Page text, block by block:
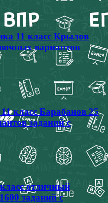
11 класс Крылов
вариантов
класс Барабанов 25
заданий с
отличный
заданий с